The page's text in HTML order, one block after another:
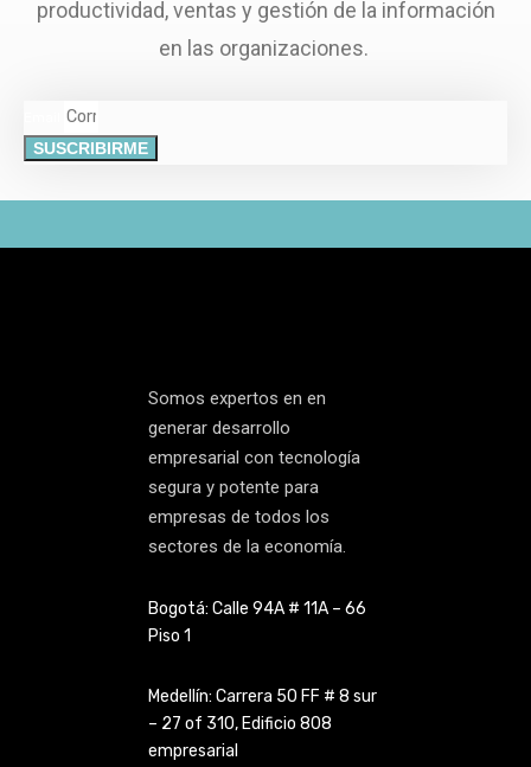
productividad, ventas y gestión de la información
en las organizaciones.
SUSCRIBIRME
Somos expertos en en
generar desarrollo
empresarial con tecnología
segura y potente para
empresas de todos los
sectores de la economía.
Bogotá: Calle 94A # 11A – 66
Piso 1
Medellín: Carrera 50 FF # 8 sur
– 27 of 310, Edificio 808
empresarial